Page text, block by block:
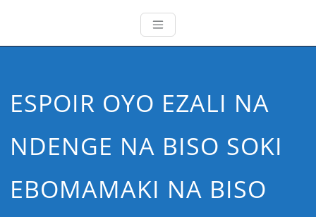
ESPOIR OYO EZALI NA
NDENGE NA BISO SOKI
EBOMAMAKI NA BISO